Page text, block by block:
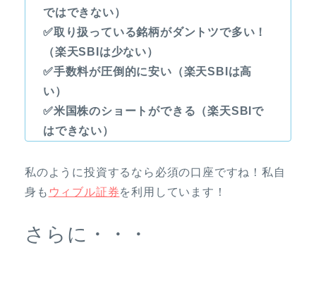
ではできない）
✅取り扱っている銘柄がダントツで多い！
（楽天SBIは少ない）
✅手数料が圧倒的に安い（楽天SBIは高
い）
✅米国株のショートができる（楽天SBIで
はできない）
私のように投資するなら必須の口座ですね！私自
身も ウィブル証券を利用しています！
さらに・・・